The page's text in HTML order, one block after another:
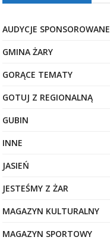
AUDYCJE SPONSOROWANE
GMINA ŻARY
GORĄCE TEMATY
GOTUJ Z REGIONALNĄ
GUBIN
INNE
JASIEŃ
JESTEŚMY Z ŻAR
MAGAZYN KULTURALNY
MAGAZYN SPORTOWY